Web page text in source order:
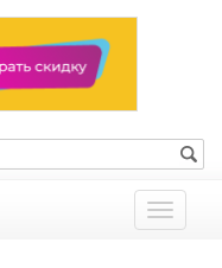
Показать
меню